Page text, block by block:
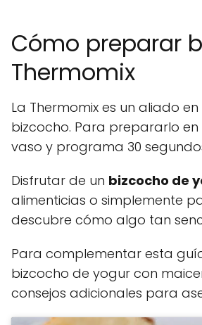
Cómo preparar
Thermomix
La Thermomix es un aliado
bizcocho. Para prepararlo
vaso y programa 30
Disfrutar de un bizcocho de
alimenticias o simplemente
descubre cómo algo tan
Para complementar esta
bizcocho de yogur con
consejos adicionales para